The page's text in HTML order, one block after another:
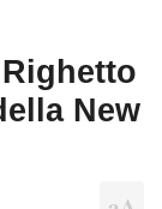
New